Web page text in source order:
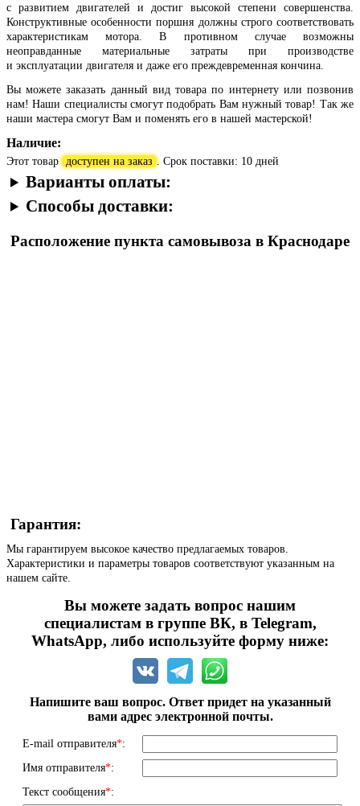
с развитием двигателей и достиг высокой степени совершенства.
Конструктивные особенности поршня должны строго соответствовать
характеристикам мотора. В противном случае возможны
неоправданные материальные затраты при производстве
и эксплуатации двигателя и даже его преждевременная кончина.
Вы можете заказать данный вид товара по интернету или позвонив
нам! Наши специалисты смогут подобрать Вам нужный товар! Так же
наши мастера смогут Вам и поменять его в нашей мастерской!
Наличие:
Этот товар доступен на заказ . Срок поставки: 10 дней
Варианты оплаты:
Способы доставки:
Расположение пункта самовывоза в Краснодаре
Гарантия:
Мы гарантируем высокое качество предлагаемых товаров.
Характеристики и параметры товаров соответствуют указанным на
нашем сайте.
Вы можете задать вопрос нашим
специалистам в группе ВК, в Telegram,
WhatsApp, либо используйте форму ниже:
Напишите ваш вопрос. Ответ придет на указанный
вами адрес электронной почты.
E-mail отправителя*:
Имя отправителя*:
Текст сообщения*: